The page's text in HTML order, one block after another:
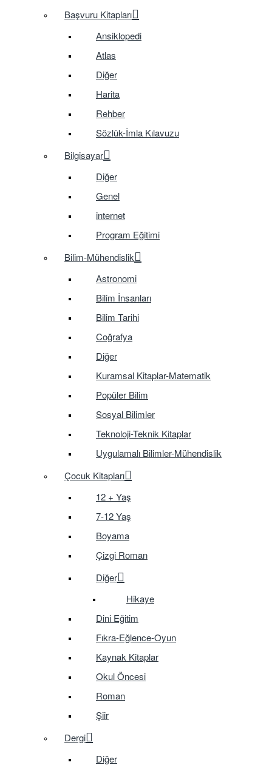
Başvuru Kitapları
Ansiklopedi
Atlas
Diğer
Harita
Rehber
Sözlük-İmla Kılavuzu
Bilgisayar
Diğer
Genel
internet
Program Eğitimi
Bilim-Mühendislik
Astronomi
Bilim İnsanları
Bilim Tarihi
Coğrafya
Diğer
Kuramsal Kitaplar-Matematik
Popüler Bilim
Sosyal Bilimler
Teknoloji-Teknik Kitaplar
Uygulamalı Bilimler-Mühendislik
Çocuk Kitapları
12 + Yaş
7-12 Yaş
Boyama
Çizgi Roman
Diğer
Hikaye
Dini Eğitim
Fıkra-Eğlence-Oyun
Kaynak Kitaplar
Okul Öncesi
Roman
Şiir
Dergi
Diğer